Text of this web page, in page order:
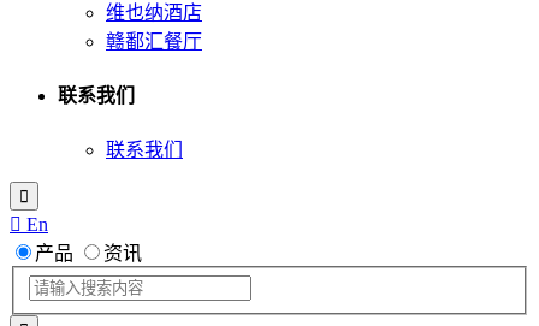
维也纳酒店
赣鄱汇餐厅
联系我们
联系我们

 En
产品
资讯